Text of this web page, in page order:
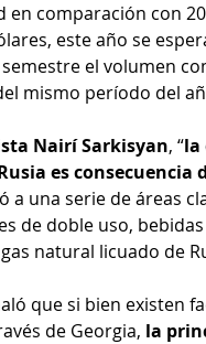
en comparación con
este año se
el volumen
mismo período del
Nairí Sarkisyan, “la
es
a una serie de áreas
de doble uso,
natural licuado de
que si bien existen
de Georgia, la